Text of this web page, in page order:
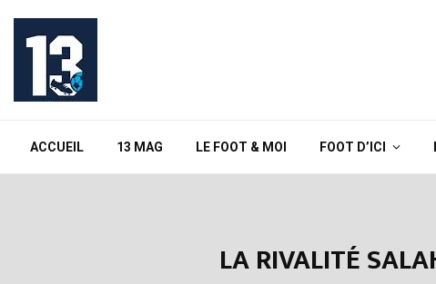
ACCUEIL 13 MAG LE FOOT & MOI FOOT D’ICI
LA RIVALITÉ